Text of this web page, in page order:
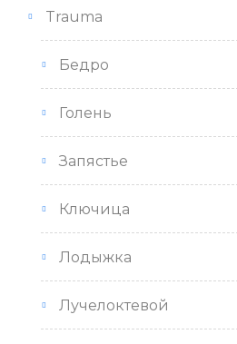
Trauma
Бедро
Голень
Запястье
Ключица
Лодыжка
Лучелоктевой